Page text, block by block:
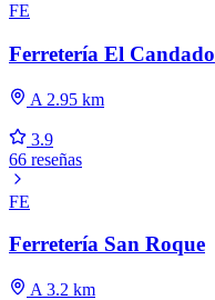
FE
Ferretería El Candado
A 2.95 km
3.9
66 reseñas
FE
Ferretería San Roque
A 3.2 km